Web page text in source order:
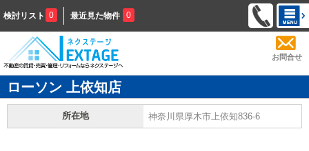
検討リスト 0 最近見た物件 0
お問合せ
ローソン 上依知店
所在地 神奈川県厚木市上依知836-6